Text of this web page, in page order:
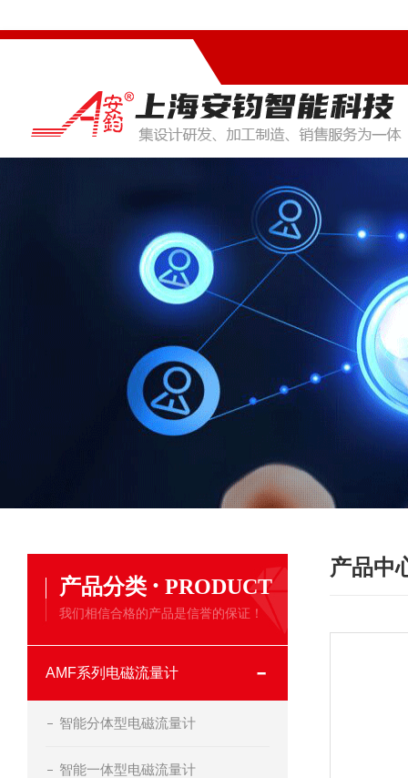
产品分类 · PRODUCT
我们相信合格的产品是信誉的保证！
AMF系列电磁流量计
智能分体型电磁流量计
智能一体型电磁流量计
产品中